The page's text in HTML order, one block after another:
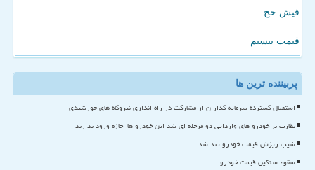
فیش حج
قیمت بیسیم
پربیننده ترین ها
استقبال گسترده سرمایه گذاران از مشارکت در راه اندازی نیروگاه های خورشیدی
نظارت بر خودرو های وارداتی دو مرحله ای شد این خودرو ها اجازه ورود ندارند
شیب ریزش قیمت خودرو تند شد
سقوط سنگین قیمت خودرو